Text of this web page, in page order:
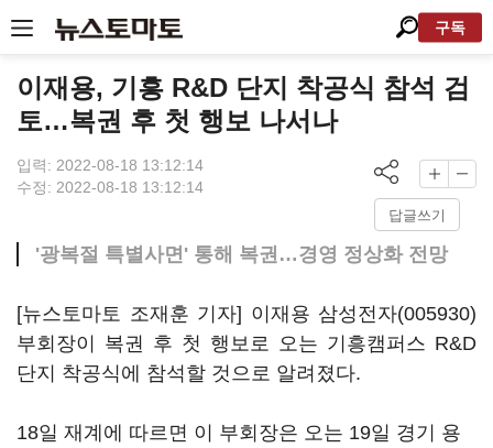
구독
이재용, 기흥 R&D 단지 착공식 참석 검
토…복권 후 첫 행보 나서나
입력: 2022-08-18 13:12:14
수정: 2022-08-18 13:12:14
답글쓰기
'광복절 특별사면' 통해 복권…경영 정상화 전망
[뉴스토마토 조재훈 기자] 이재용 삼성전자(005930)
부회장이 복권 후 첫 행보로 오는 기흥캠퍼스 R&D
단지 착공식에 참석할 것으로 알려졌다.
18일 재계에 따르면 이 부회장은 오는 19일 경기 용